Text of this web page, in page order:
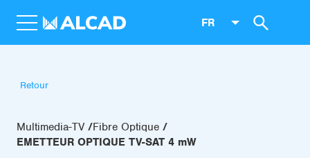
FR
Retour
Multimedia-TV
Fibre Optique
EMETTEUR OPTIQUE TV-SAT 4 mW